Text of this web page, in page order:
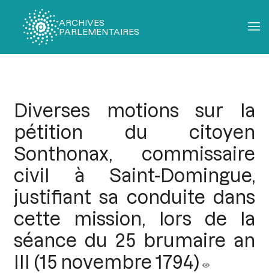
ARCHIVES
PARLEMENTAIRES
Diverses motions sur la
pétition du citoyen
Sonthonax, commissaire
civil à Saint-Domingue,
justifiant sa conduite dans
cette mission, lors de la
séance du 25 brumaire an
III (15 novembre 1794)